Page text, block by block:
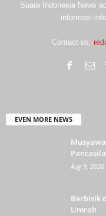
Suara Indonesia News
informasi-
Contact us:
EVEN MORE NEWS
Aug 9, 2026
Berbisik
Umroh